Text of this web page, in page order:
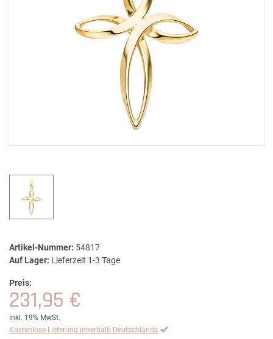
Artikel-Nummer: 54817
Auf Lager: Lieferzeit 1-3 Tage
Preis:
231,95 €
inkl. 19% MwSt.
Kostenlose Lieferung innerhalb Deutschlands